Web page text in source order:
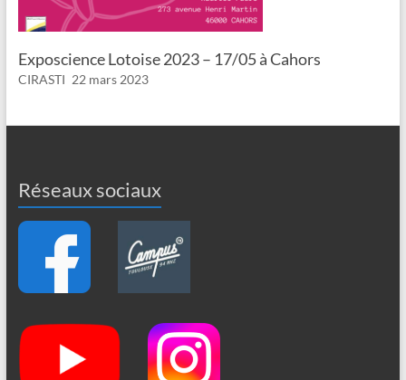
Exposcience Lotoise 2023 – 17/05 à Cahors
CIRASTI 22 mars 2023
Réseaux sociaux